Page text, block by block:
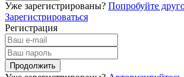
Уже зарегистрированы? Попробуйте
Зарегистрироваться
Регистрация